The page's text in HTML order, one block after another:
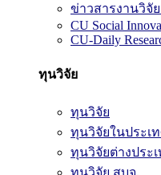
ข่าวสารงานวิจั
CU Social
CU-Daily
ทุนวิจัย
ทุนวิจัย
ทุนวิจัยในประเ
ทุนวิจัยต่างประ
ทุนวิจัย สบจ.